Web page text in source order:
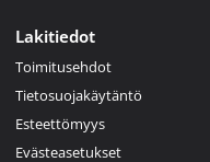
Lakitiedot
Toimitusehdot
Tietosuojakäytäntö
Esteettömyys
Evästeasetukset